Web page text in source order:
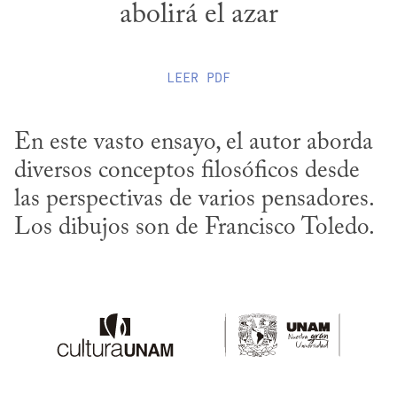
abolirá el azar
LEER PDF
En este vasto ensayo, el autor aborda
diversos conceptos filosóficos desde
las perspectivas de varios pensadores.
Los dibujos son de Francisco Toledo.